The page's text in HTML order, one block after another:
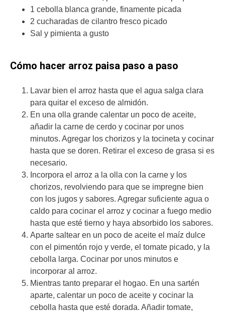
1 cebolla blanca grande, finamente picada
2 cucharadas de cilantro fresco picado
Sal y pimienta a gusto
Cómo hacer arroz paisa paso a paso
Lavar bien el arroz hasta que el agua salga clara
para quitar el exceso de almidón.
En una olla grande calentar un poco de aceite,
añadir la carne de cerdo y cocinar por unos
minutos. Agregar los chorizos y la tocineta y cocinar
hasta que se doren. Retirar el exceso de grasa si es
necesario.
Incorpora el arroz a la olla con la carne y los
chorizos, revolviendo para que se impregne bien
con los jugos y sabores. Agregar suficiente agua o
caldo para cocinar el arroz y cocinar a fuego medio
hasta que esté tierno y haya absorbido los sabores.
Aparte saltear en un poco de aceite el maíz dulce
con el pimentón rojo y verde, el tomate picado, y la
cebolla larga. Cocinar por unos minutos e
incorporar al arroz.
Mientras tanto preparar el hogao. En una sartén
aparte, calentar un poco de aceite y cocinar la
cebolla hasta que esté dorada. Añadir tomate,